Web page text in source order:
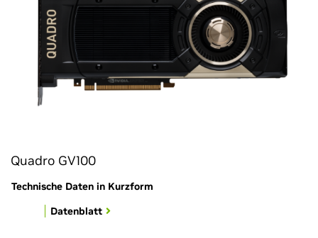
Quadro GV100
Technische Daten in Kurzform
Datenblatt